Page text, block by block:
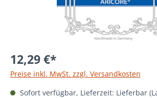
12,29 €*
Preise inkl. MwSt. zzgl. Versandkosten
Sofort verfügbar, Lieferzeit: Lieferbar